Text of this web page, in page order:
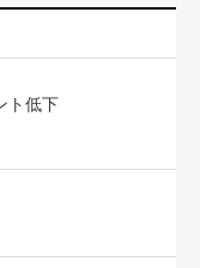
ト低下